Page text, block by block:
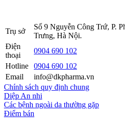
Trụ sở
Số 9 Nguyễn Công Trứ, P.
Trưng, Hà Nội.
Điện
thoại
0904 690 102
Hotline
0904 690 102
Email
info@dkpharma.vn
Chính sách quy định chung
Diệp An nhi
Các bệnh ngoài da thường gặp
Điểm bán